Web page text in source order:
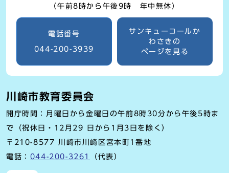
（午前8時から午後9時 年中無休）
電話番号
044-200-3939
サンキューコールか
わさきの
ページを見る
川崎市教育委員会
開庁時間：月曜日から金曜日の午前8時30分から午後5時ま
で（祝休日・12月29 日から1月3日を除く）
〒210-8577 川崎市川崎区宮本町1番地
電話： 044-200-3261 （代表）